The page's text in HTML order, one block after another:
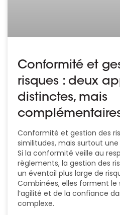
Conformité et
risques : deux
distinctes, mais
Conformité et gestion des
similitudes, mais surtout
Si la conformité veille au
règlements, la gestion des
un éventail plus large de
Combinées, elles forment
l’agilité et de la confiance
complexe.